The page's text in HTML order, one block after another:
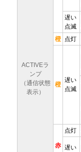
ACTIVEラ
ンプ
（通信状態
表示）
遅い
点滅
橙
点灯
橙
遅い
点滅
赤
点灯
遅い